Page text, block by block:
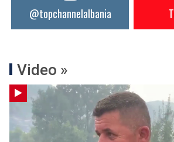
@topchannelalbania
Video »